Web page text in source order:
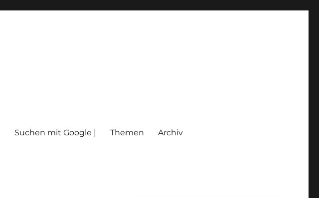
Suchen mit Google | Themen Archiv